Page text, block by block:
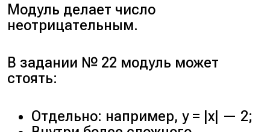
Модуль делает число
неотрицательным.
В задании № 22 модуль может
стоять:
Отдельно: например, y = |x| — 2;